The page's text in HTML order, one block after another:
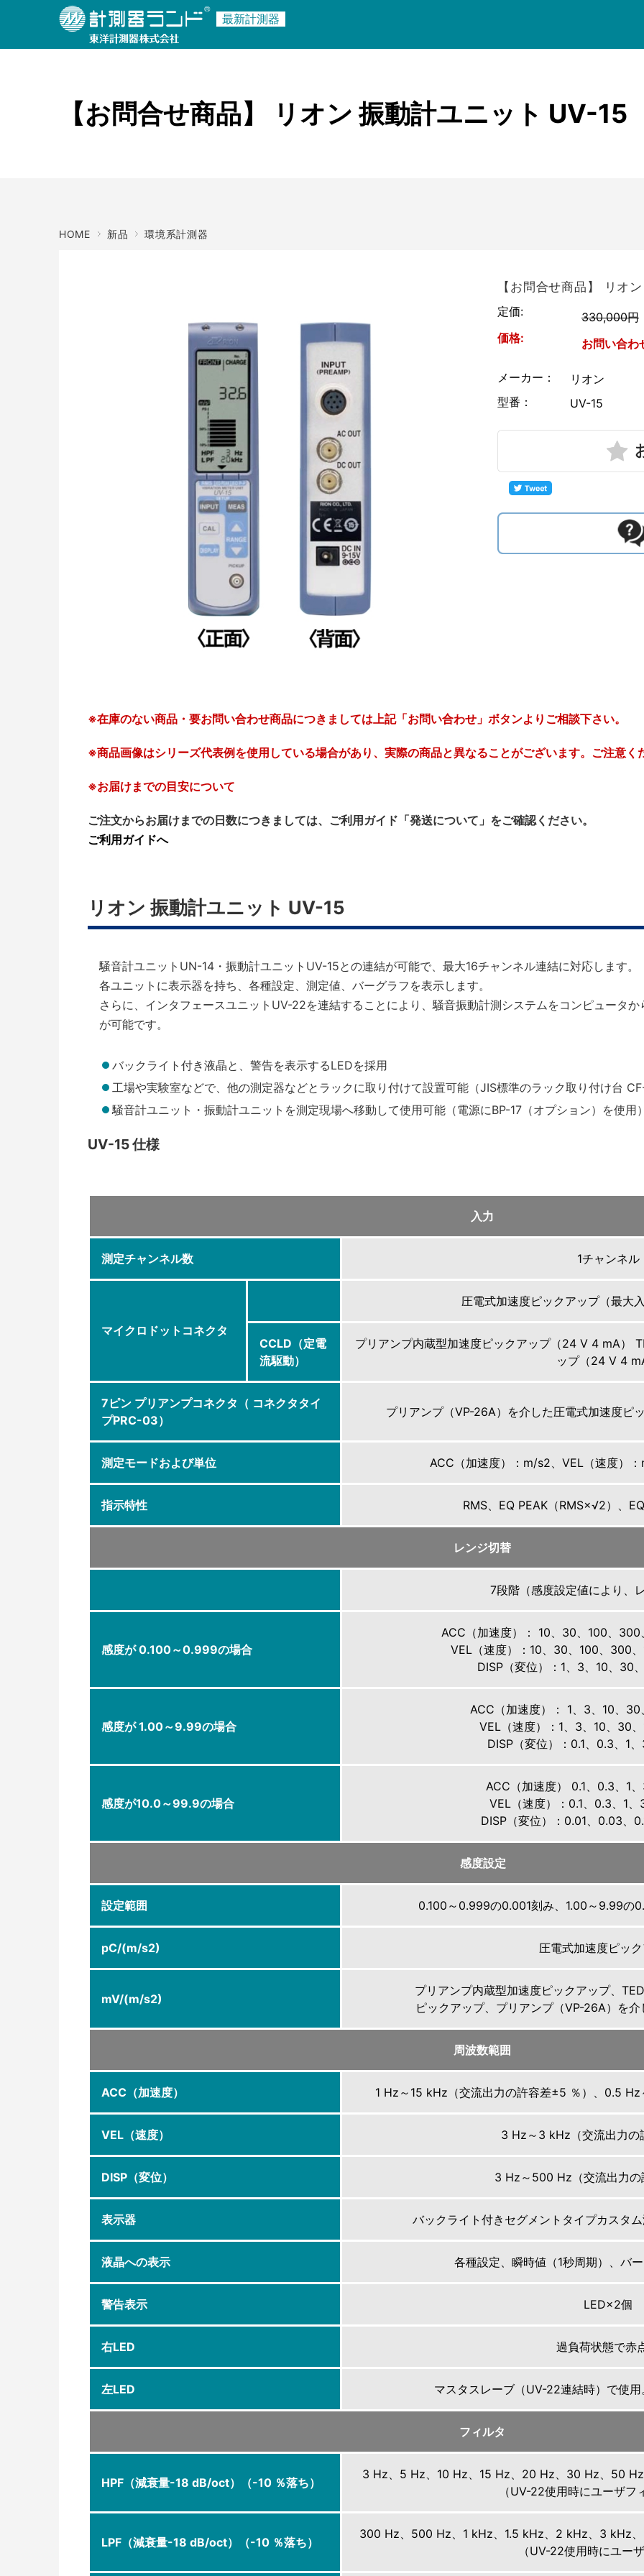
最新計測器
三和電気計器
ローデ・シュワルツ
商品名・キーワード
検索
【お問合せ商品】 リオン 振動計ユニット UV-15
HOME 新品 環境系計測器
【お問合せ商品】 リオ
定価:
330,000円
価格:
お問い合わ
メーカー：
リオン
型番：
UV-15
※在庫のない商品・要お問い合わせ商品につきましては上記「お問い合わせ」ボタンよりご相談下さい。
※商品画像はシリーズ代表例を使用している場合があり、実際の商品と異なることがございます。ご注意く
※お届けまでの目安について
ご注文からお届けまでの日数につきましては、ご利用ガイド「発送について」をご確認ください。
ご利用ガイドへ
リオン 振動計ユニット UV-15
騒音計ユニットUN-14・振動計ユニットUV-15との連結が可能で、最大16チャンネル連結に対応します。
各ユニットに表示器を持ち、各種設定、測定値、バーグラフを表示します。
さらに、インタフェースユニットUV-22を連結することにより、騒音振動計測システムをコンピュータ
が可能です。
バックライト付き液晶と、警告を表示するLEDを採用
工場や実験室などで、他の測定器などとラックに取り付けて設置可能（JIS標準のラック取り付け台
騒音計ユニット・振動計ユニットを測定現場へ移動して使用可能（電源にBP-17（オプション）を使用
UV-15 仕様
入力
測定チャンネル数 1チャンネル
マイクロドットコネクタ
圧電式加速度ピックアップ（最大
CCLD（定電
流駆動）
プリアンプ内蔵型加速度ピックアップ（24 V 4 mA）
ップ（24 V 4
7ピン プリアンプコネクタ（ コネクタタイ
プPRC-03）
プリアンプ（VP-26A）を介した圧電式加速度ピ
測定モードおよび単位 ACC（加速度）：m/s2、VEL（速度）
指示特性 RMS、EQ PEAK（RMS×√2）、
レンジ切替
7段階（感度設定値により、
感度が 0.100～0.999の場合
ACC（加速度）： 10、30、100、
VEL（速度）：10、30、100、300
DISP（変位）：1、3、10、30
感度が 1.00～9.99の場合
ACC（加速度）： 1、3、10、
VEL（速度）：1、3、10、30
DISP（変位）：0.1、0.3、1
感度が10.0～99.9の場合
ACC（加速度） 0.1、0.3、1
VEL（速度）：0.1、0.3、1
DISP（変位）：0.01、0.03、
感度設定
設定範囲 0.100～0.999の0.001刻み、1.00～9.99の
pC/(m/s2) 圧電式加速度ピッ
mV/(m/s2)
プリアンプ内蔵型加速度ピックアップ、
ピックアップ、プリアンプ（VP-26A）を
周波数範囲
ACC（加速度） 1 Hz～15 kHz（交流出力の許容差±5 ％）、0.5
VEL（速度） 3 Hz～3 kHz（交流出力の
DISP（変位） 3 Hz～500 Hz（交流出力
表示器 バックライト付きセグメントタイプカスタ
液晶への表示 各種設定、瞬時値（1秒周期）、バ
警告表示 LED×2個
右LED 過負荷状態で赤
左LED マスタスレーブ（UV-22連結時）で使
フィルタ
HPF（減衰量-18 dB/oct）（-10 ％落ち）
3 Hz、5 Hz、10 Hz、15 Hz、20 Hz、30 Hz、
（UV-22使用時にユーザフ
LPF（減衰量-18 dB/oct）（-10 ％落ち）
300 Hz、500 Hz、1 kHz、1.5 kHz、2 kHz、3 kHz
（UV-22使用時にユーザ